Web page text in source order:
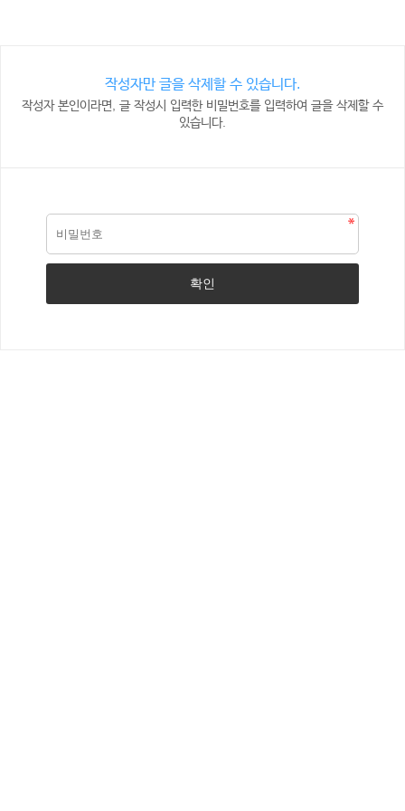
작성자만 글을 삭제할 수 있습니다.
작성자 본인이라면, 글 작성시 입력한 비밀번호를 입력하여 글을 삭제할 수
있습니다.